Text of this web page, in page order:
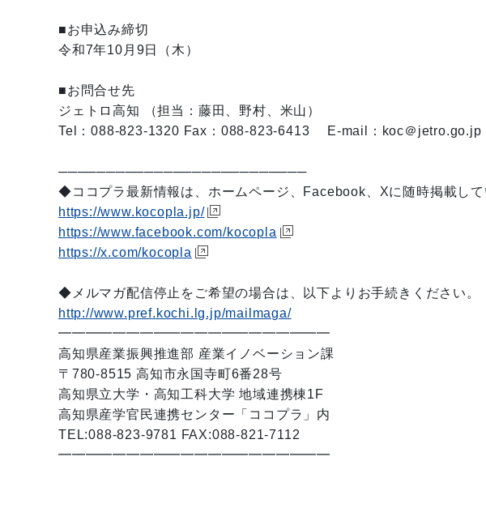
■お申込み締切
令和7年10月9日（木）
■お問合せ先
ジェトロ高知 （担当：藤田、野村、米山）
Tel：088-823-1320 Fax：088-823-6413 E-mail：koc＠jetro.go.jp
──────────────────────────
◆ココプラ最新情報は、ホームページ、Facebook、Xに随時掲載して
https://www.kocopla.jp/
https://www.facebook.com/kocopla
https://x.com/kocopla
◆メルマガ配信停止をご希望の場合は、以下よりお手続きください。
http://www.pref.kochi.lg.jp/mailmaga/
━━━━━━━━━━━━━━━━━━━━
高知県産業振興推進部 産業イノベーション課
〒780-8515 高知市永国寺町6番28号
高知県立大学・高知工科大学 地域連携棟1F
高知県産学官民連携センター「ココプラ」内
TEL:088-823-9781 FAX:088-821-7112
━━━━━━━━━━━━━━━━━━━━